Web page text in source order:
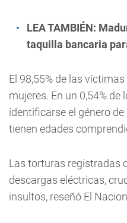
LEA TAMBIÉN:
taquilla bancaria
El 98,55% de las
mujeres. En un 0,54% de
identificarse el género
tienen edades
Las torturas registradas
descargas eléctricas,
insultos, reseñó El